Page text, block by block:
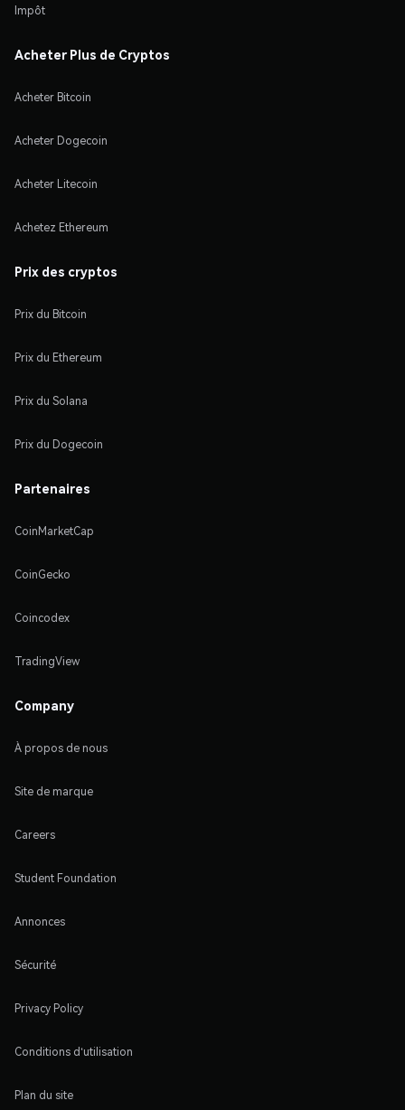
Impôt
Acheter Plus de Cryptos
Acheter Bitcoin
Acheter Dogecoin
Acheter Litecoin
Achetez Ethereum
Prix des cryptos
Prix du Bitcoin
Prix du Ethereum
Prix du Solana
Prix du Dogecoin
Partenaires
CoinMarketCap
CoinGecko
Coincodex
TradingView
Company
À propos de nous
Site de marque
Careers
Student Foundation
Annonces
Sécurité
Privacy Policy
Conditions d'utilisation
Plan du site